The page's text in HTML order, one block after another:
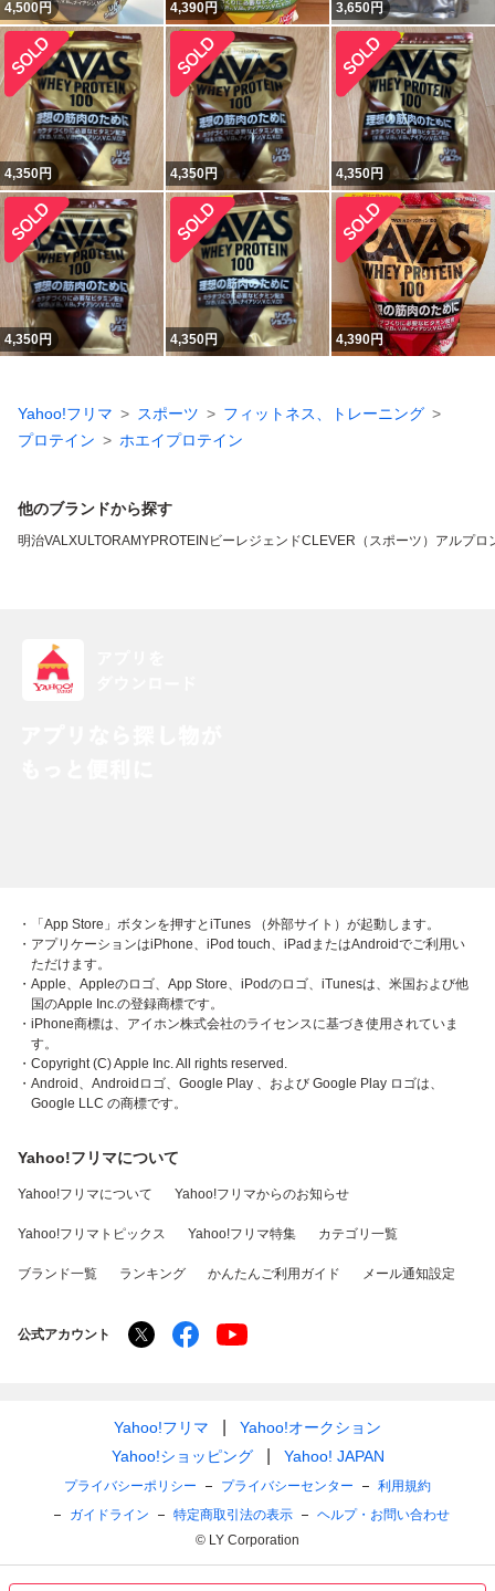
4,500円 4,390円 3,650円
4,350円 4,350円 4,350円
4,350円 4,350円 4,390円
Yahoo!フリマ スポーツ
フィットネス、トレーニング
プロテイン
ホエイプロテイン
他のブランドから探す
明治VALXULTORAMYPROTEIN ビーレジェンドCLEVER（スポーツ） アルプロ
・「App Store」ボタンを押すとiTunes （外部サイト）が起動します。
・アプリケーションはiPhone、iPod touch、iPadまたはAndroidでご利用い
ただけます。
・Apple、Appleのロゴ、App Store、iPodのロゴ、iTunesは、米国および他
国のApple Inc.の登録商標です。
・iPhone商標は、アイホン株式会社のライセンスに基づき使用されていま
す。
・Copyright (C) Apple Inc. All rights reserved.
・Android、Androidロゴ、Google Play 、および Google Play ロゴは、
Google LLC の商標です。
Yahoo!フリマについて
Yahoo!フリマについて Yahoo!フリマからのお知らせ
Yahoo!フリマトピックス Yahoo!フリマ特集 カテゴリ一覧
ブランド一覧 ランキング かんたんご利用ガイド メール通知設定
公式アカウント
Yahoo!フリマ
Yahoo!オークション
Yahoo!ショッピング
Yahoo! JAPAN
プライバシーポリシー プライバシーセンター
利用規約
ガイドライン
特定商取引法の表示
ヘルプ・お問い合わせ
© LY Corporation